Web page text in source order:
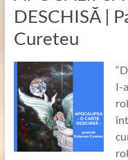
DESCHISĂ |
Cureteu
I-